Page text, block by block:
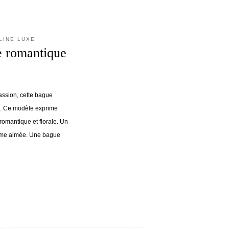
LUXE
romantique
cette bague
Ce modèle exprime
et florale. Un
aimée. Une bague